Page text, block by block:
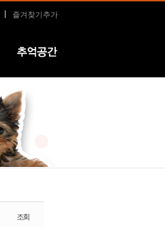
즐겨찾기추가
추억공간
조회